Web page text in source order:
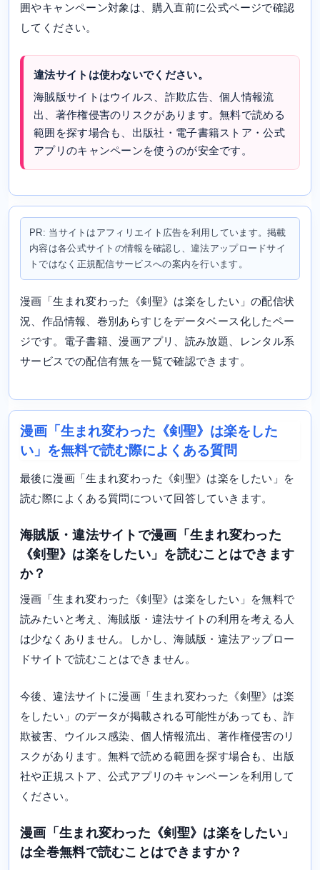
囲やキャンペーン対象は、購入直前に公式ページで確認
してください。
違法サイトは使わないでください。
海賊版サイトはウイルス、詐欺広告、個人情報流
出、著作権侵害のリスクがあります。無料で読める
範囲を探す場合も、出版社・電子書籍ストア・公式
アプリのキャンペーンを使うのが安全です。
PR: 当サイトはアフィリエイト広告を利用しています。掲載
内容は各公式サイトの情報を確認し、違法アップロードサイ
トではなく正規配信サービスへの案内を行います。
漫画「生まれ変わった《剣聖》は楽をしたい」の配信状
況、作品情報、巻別あらすじをデータベース化したペー
ジです。電子書籍、漫画アプリ、読み放題、レンタル系
サービスでの配信有無を一覧で確認できます。
漫画「生まれ変わった《剣聖》は楽をした
い」を無料で読む際によくある質問
最後に漫画「生まれ変わった《剣聖》は楽をしたい」を
読む際によくある質問について回答していきます。
海賊版・違法サイトで漫画「生まれ変わった
《剣聖》は楽をしたい」を読むことはできます
か？
漫画「生まれ変わった《剣聖》は楽をしたい」を無料で
読みたいと考え、海賊版・違法サイトの利用を考える人
は少なくありません。しかし、海賊版・違法アップロー
ドサイトで読むことはできません。
今後、違法サイトに漫画「生まれ変わった《剣聖》は楽
をしたい」のデータが掲載される可能性があっても、詐
欺被害、ウイルス感染、個人情報流出、著作権侵害のリ
スクがあります。無料で読める範囲を探す場合も、出版
社や正規ストア、公式アプリのキャンペーンを利用して
ください。
漫画「生まれ変わった《剣聖》は楽をしたい」
は全巻無料で読むことはできますか？